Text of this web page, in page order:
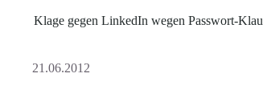
Klage gegen LinkedIn wegen Passwort-Klau
21.06.2012